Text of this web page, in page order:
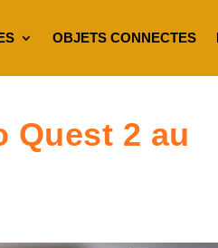
OBJETS CONNECTES
Quest 2 au